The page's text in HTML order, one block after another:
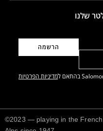
שלנו
מדיניות הפרטיות
©2023 — playing in the French